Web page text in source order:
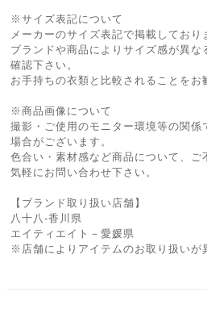
※サイズ表記について
メーカーのサイズ表記で掲載しており
ブランドや商品によりサイズ感が異
確認下さい。
お手持ちの衣類と比較されることをお
※商品画像について
撮影・ご使用のモニター環境等の関係
場合がございます。
色合い・素材感など商品について、ご
気軽にお問い合わせ下さい。
【ブランド取り扱い店舗】
八十八-香川県
エイティエイト－愛媛県
※店舗によりアイテムのお取り扱いが